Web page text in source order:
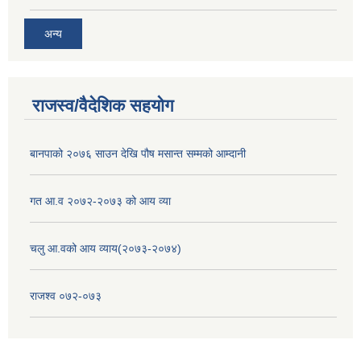
अन्य
राजस्व/वैदेशिक सहयोग
बानपाको २०७६ साउन देखि पौष मसान्त सम्मको आम्दानी
गत आ.व २०७२-२०७३ को आय व्या
चलु आ.वको आय व्याय(२०७३-२०७४)
राजश्व ०७२-०७३